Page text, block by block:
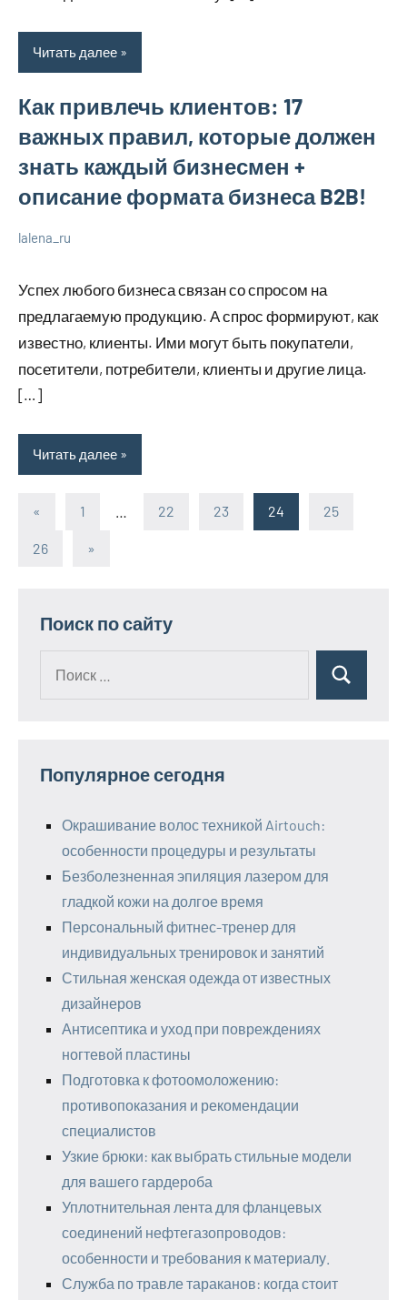
Читать далее
Как привлечь клиентов: 17
важных правил, которые должен
знать каждый бизнесмен +
описание формата бизнеса B2B!
бизнесе
2023
lalena_ru
Успех любого бизнеса связан со спросом на
предлагаемую продукцию. А спрос формируют, как
известно, клиенты. Ими могут быть покупатели,
посетители, потребители, клиенты и другие лица.
[…]
Читать далее
Пагинация
«
Предыдущие
1 22 23 24 25
26
Следующие
»
Поиск по сайту
Поиск
Популярное сегодня
Окрашивание волос техникой Airtouch:
особенности процедуры и результаты
Безболезненная эпиляция лазером для
гладкой кожи на долгое время
Персональный фитнес-тренер для
индивидуальных тренировок и занятий
Стильная женская одежда от известных
дизайнеров
Антисептика и уход при повреждениях
ногтевой пластины
Подготовка к фотоомоложению:
противопоказания и рекомендации
специалистов
Узкие брюки: как выбрать стильные модели
для вашего гардероба
Уплотнительная лента для фланцевых
соединений нефтегазопроводов:
особенности и требования к материалу.
Служба по травле тараканов: когда стоит